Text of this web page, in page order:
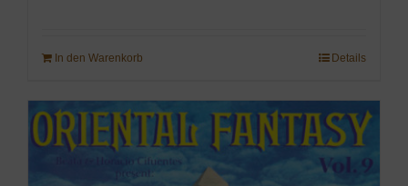
In den Warenkorb Details